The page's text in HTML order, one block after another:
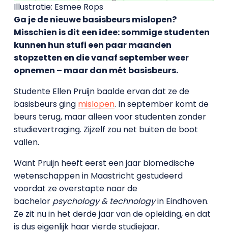
Illustratie: Esmee Rops
Ga je de nieuwe basisbeurs mislopen?
Misschien is dit een idee: sommige studenten
kunnen hun stufi een paar maanden
stopzetten en die vanaf september weer
opnemen – maar dan mét basisbeurs.
Studente Ellen Pruijn baalde ervan dat ze de
basisbeurs ging mislopen. In september komt de
beurs terug, maar alleen voor studenten zonder
studievertraging. Zijzelf zou net buiten de boot
vallen.
Want Pruijn heeft eerst een jaar biomedische
wetenschappen in Maastricht gestudeerd
voordat ze overstapte naar de
bachelor psychology & technologyin Eindhoven.
Ze zit nu in het derde jaar van de opleiding, en dat
is dus eigenlijk haar vierde studiejaar.